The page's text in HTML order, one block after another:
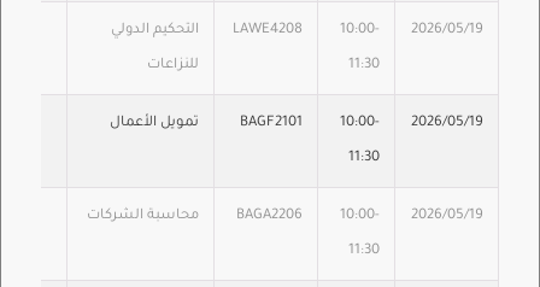
2026/05/19
10:00-
11:30
LAWE4208 التحكيم الدولي
للنزاعات
2026/05/19
10:00-
11:30
BAGF2101 تمويل الأعمال
2026/05/19
10:00-
11:30
BAGA2206 محاسبة الشركات